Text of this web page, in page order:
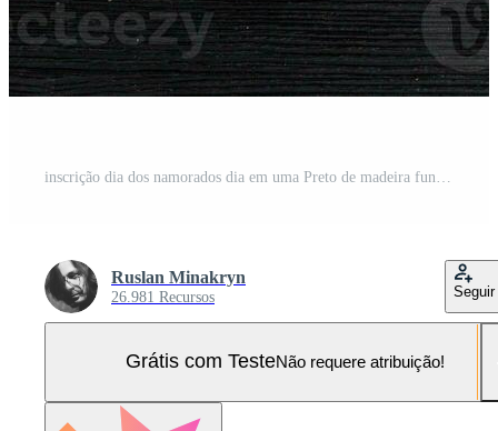
Ruslan Minakryn
26.981 Recursos Seguir
Grátis com TesteNão requere atribuição!